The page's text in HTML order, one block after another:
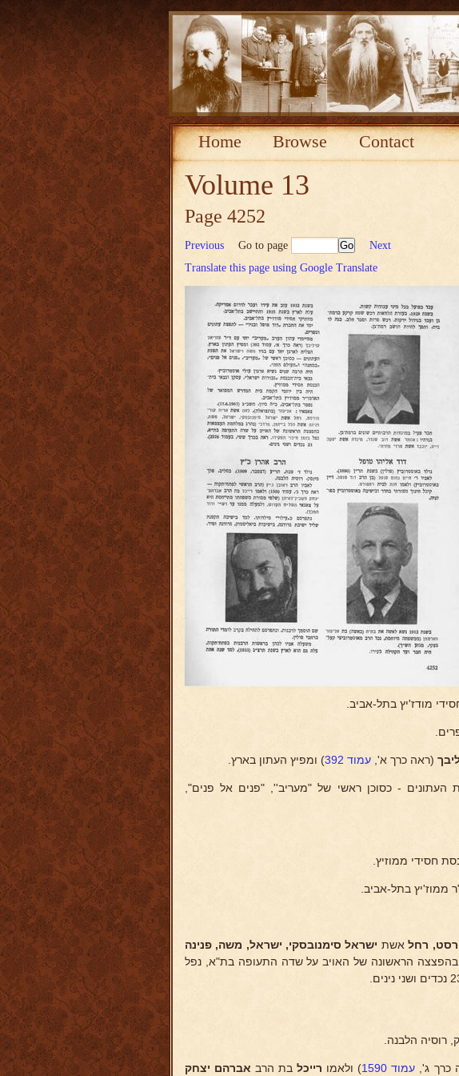
Home Browse Contact
Volume 13
Page 4252
Previous Go to page
Next
Translate this page using Google Translate
(ראה כרך א', עמוד 392 ) ומפיץ העתון בארץ.
העתונים - כסוכן ראשי של "מעריב'', "פנים אל פנים",
חסידי ממוזיץ.
ממוז'יץ בתל-אביב.
רחלאשת ישראל סימנובסקי, ישראל, משה, פנינה
הראשונה של האויב על שדה התעופה בת"א, נפל
כרך ג', עמוד 1590 ) ולאמו רייכלבת הרבאברהם יצחק